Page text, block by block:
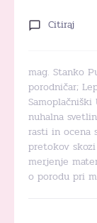
Citiraj
mag. Stanko
porodničar;
Samoplačniški
nuhalna
rasti in ocena
pretokov
merjenje
o porodu pri